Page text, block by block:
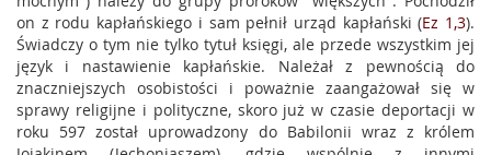
on z rodu kapłańskiego i sam pełnił urząd kapłański (Ez 1,3).
Świadczy o tym nie tylko tytuł księgi, ale przede wszystkim jej
język i nastawienie kapłańskie. Należał z pewnością do
znaczniejszych osobistości i poważnie zaangażował się w
sprawy religijne i polityczne, skoro już w czasie deportacji w
roku 597 został uprowadzony do Babilonii wraz z królem